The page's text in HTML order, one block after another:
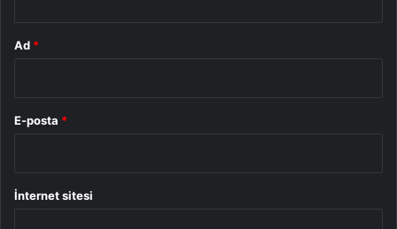
Ad *
E-posta *
İnternet sitesi